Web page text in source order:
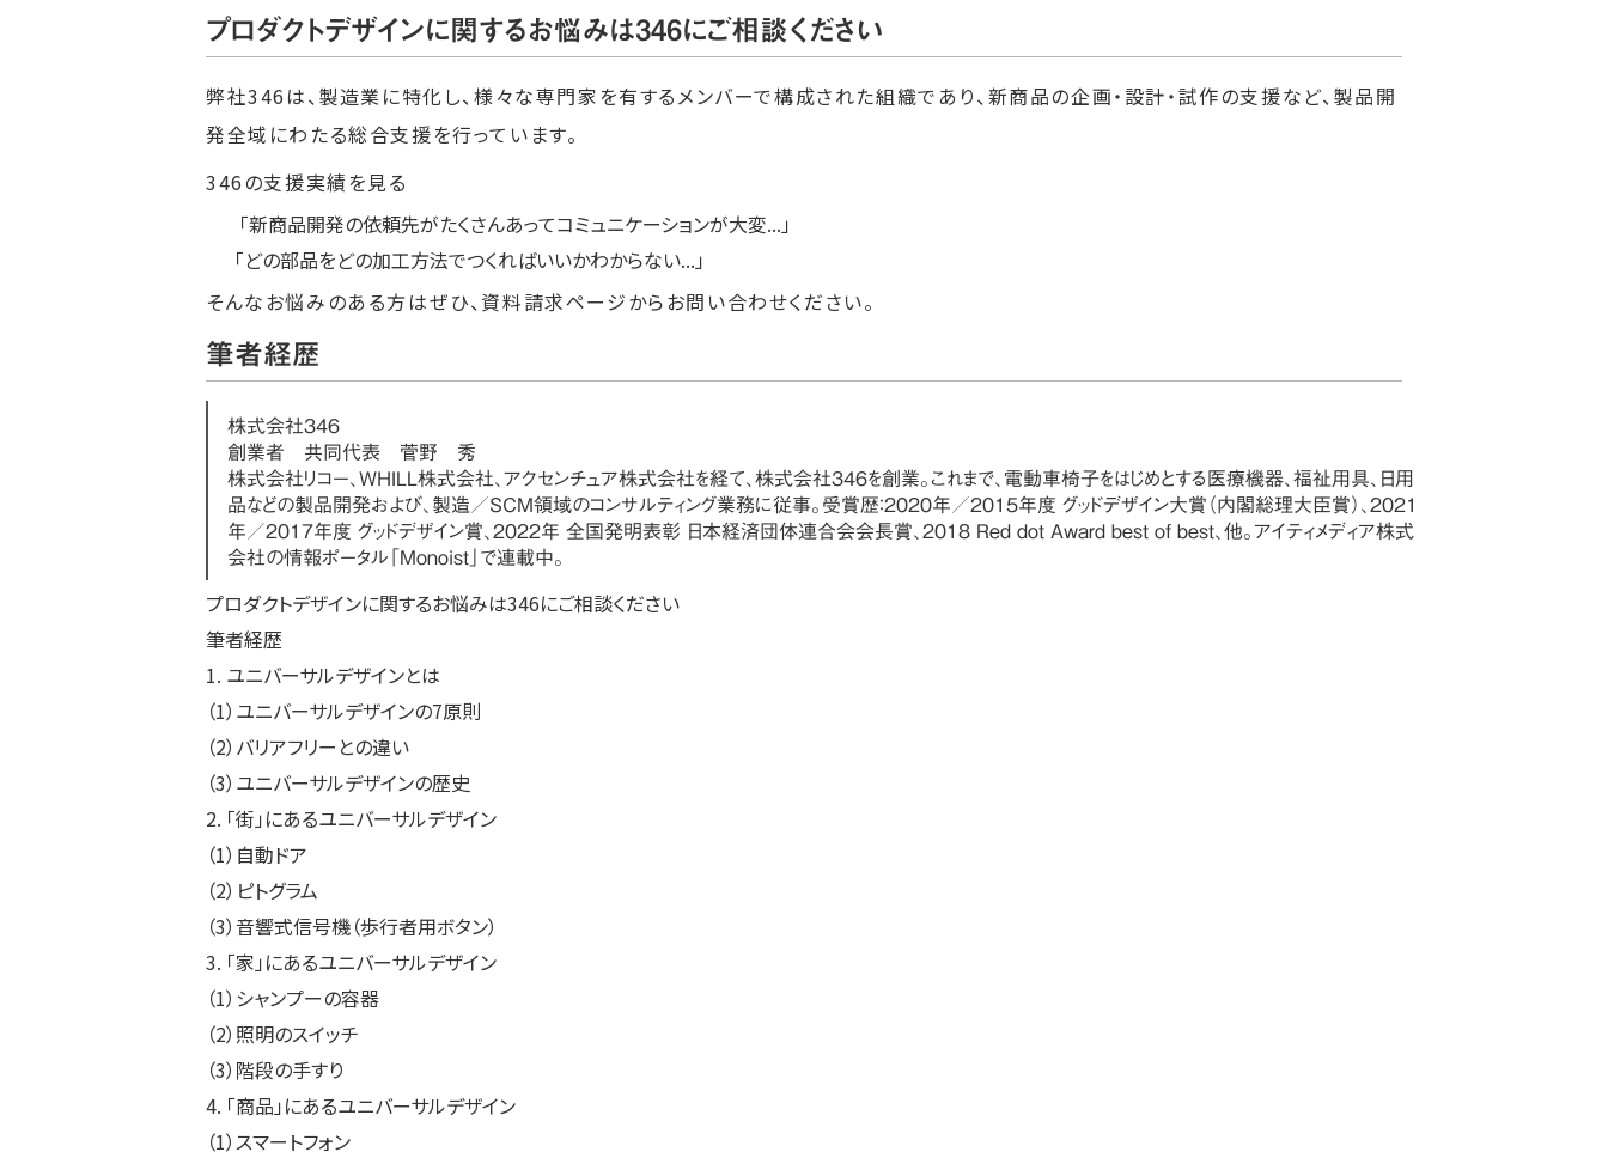
プロダクトデザインに関するお悩みは346にご相談ください
弊社346は、製造業に特化し、様々な専門家を有するメンバーで構成された組織であり、新商品の企画・設計・試作の支援など、製品開
発全域にわたる総合支援を行っています。
346の支援実績を見る
「新商品開発の依頼先がたくさんあってコミュニケーションが大変...」
「どの部品をどの加工方法でつくればいいかわからない...」
そんなお悩みのある方はぜひ、資料請求ページからお問い合わせください。
筆者経歴
株式会社３４６
創業者 共同代表 菅野 秀
株式会社リコー、WHILL株式会社、アクセンチュア株式会社を経て、株式会社346を創業。これまで、電動車椅子をはじめとする医療機器、福祉用具、日用
品などの製品開発および、製造／SCM領域のコンサルティング業務に従事。受賞歴：2020年／2015年度 グッドデザイン大賞（内閣総理大臣賞）、2021
年／2017年度 グッドデザイン賞、2022年 全国発明表彰 日本経済団体連合会会長賞、2018 Red dot Award best of best、他。アイティメディア株式
会社の情報ポータル「Monoist」で連載中。
プロダクトデザインに関するお悩みは346にご相談ください
筆者経歴
1. ユニバーサルデザインとは
（1）ユニバーサルデザインの7原則
（2）バリアフリーとの違い
（3）ユニバーサルデザインの歴史
2. 「街」にあるユニバーサルデザイン
（1）自動ドア
（2）ピトグラム
（3）音響式信号機（歩行者用ボタン）
3. 「家」にあるユニバーサルデザイン
（1）シャンプーの容器
（2）照明のスイッチ
（3）階段の手すり
4. 「商品」にあるユニバーサルデザイン
（1）スマートフォン